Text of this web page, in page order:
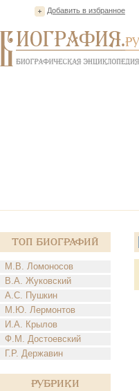
Добавить в избранное
Топ Биографий
М.В. Ломоносов
В.А. Жуковский
А.С. Пушкин
М.Ю. Лермонтов
И.А. Крылов
Ф.М. Достоевский
Г.Р. Державин
Рубрики